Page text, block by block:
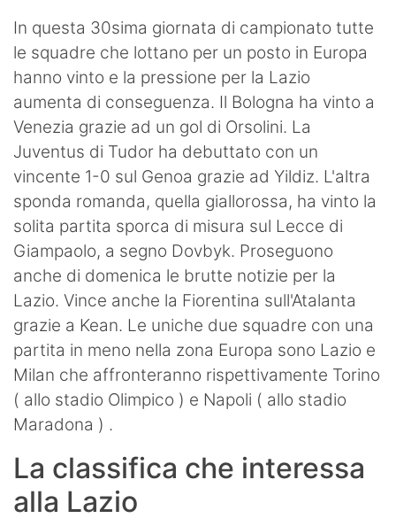
In questa 30sima giornata di campionato tutte
le squadre che lottano per un posto in Europa
hanno vinto e la pressione per la Lazio
aumenta di conseguenza. Il Bologna ha vinto a
Venezia grazie ad un gol di Orsolini. La
Juventus di Tudor ha debuttato con un
vincente 1-0 sul Genoa grazie ad Yildiz. L'altra
sponda romanda, quella giallorossa, ha vinto la
solita partita sporca di misura sul Lecce di
Giampaolo, a segno Dovbyk. Proseguono
anche di domenica le brutte notizie per la
Lazio. Vince anche la Fiorentina sull'Atalanta
grazie a Kean. Le uniche due squadre con una
partita in meno nella zona Europa sono Lazio e
Milan che affronteranno rispettivamente Torino
( allo stadio Olimpico ) e Napoli ( allo stadio
Maradona ) .
La classifica che interessa
alla Lazio